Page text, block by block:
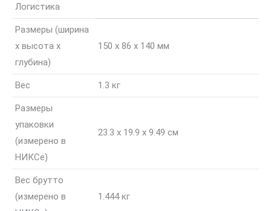
Логистика
Размеры (ширина
x высота x
глубина)
150 x 86 x 140 мм
Вес 1.3 кг
Размеры
упаковки
(измерено в
НИКСе)
23.3 x 19.9 x 9.49 см
Вес брутто
(измерено в
1.444 кг